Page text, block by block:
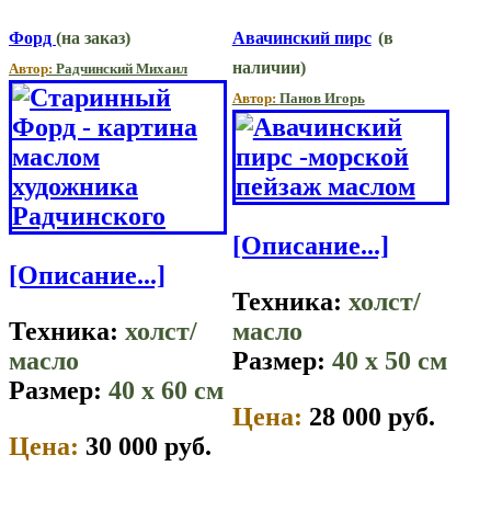
Форд (на заказ)
Автор: Радчинский Михаил
[Описание...]
Техника: холст/
масло
Размер: 40 x 60 см
Цена: 30 000 руб.
Авачинский пирс (в
наличии)
Автор: Панов Игорь
[Описание...]
Техника: холст/
масло
Размер: 40 x 50 см
Цена: 28 000 руб.